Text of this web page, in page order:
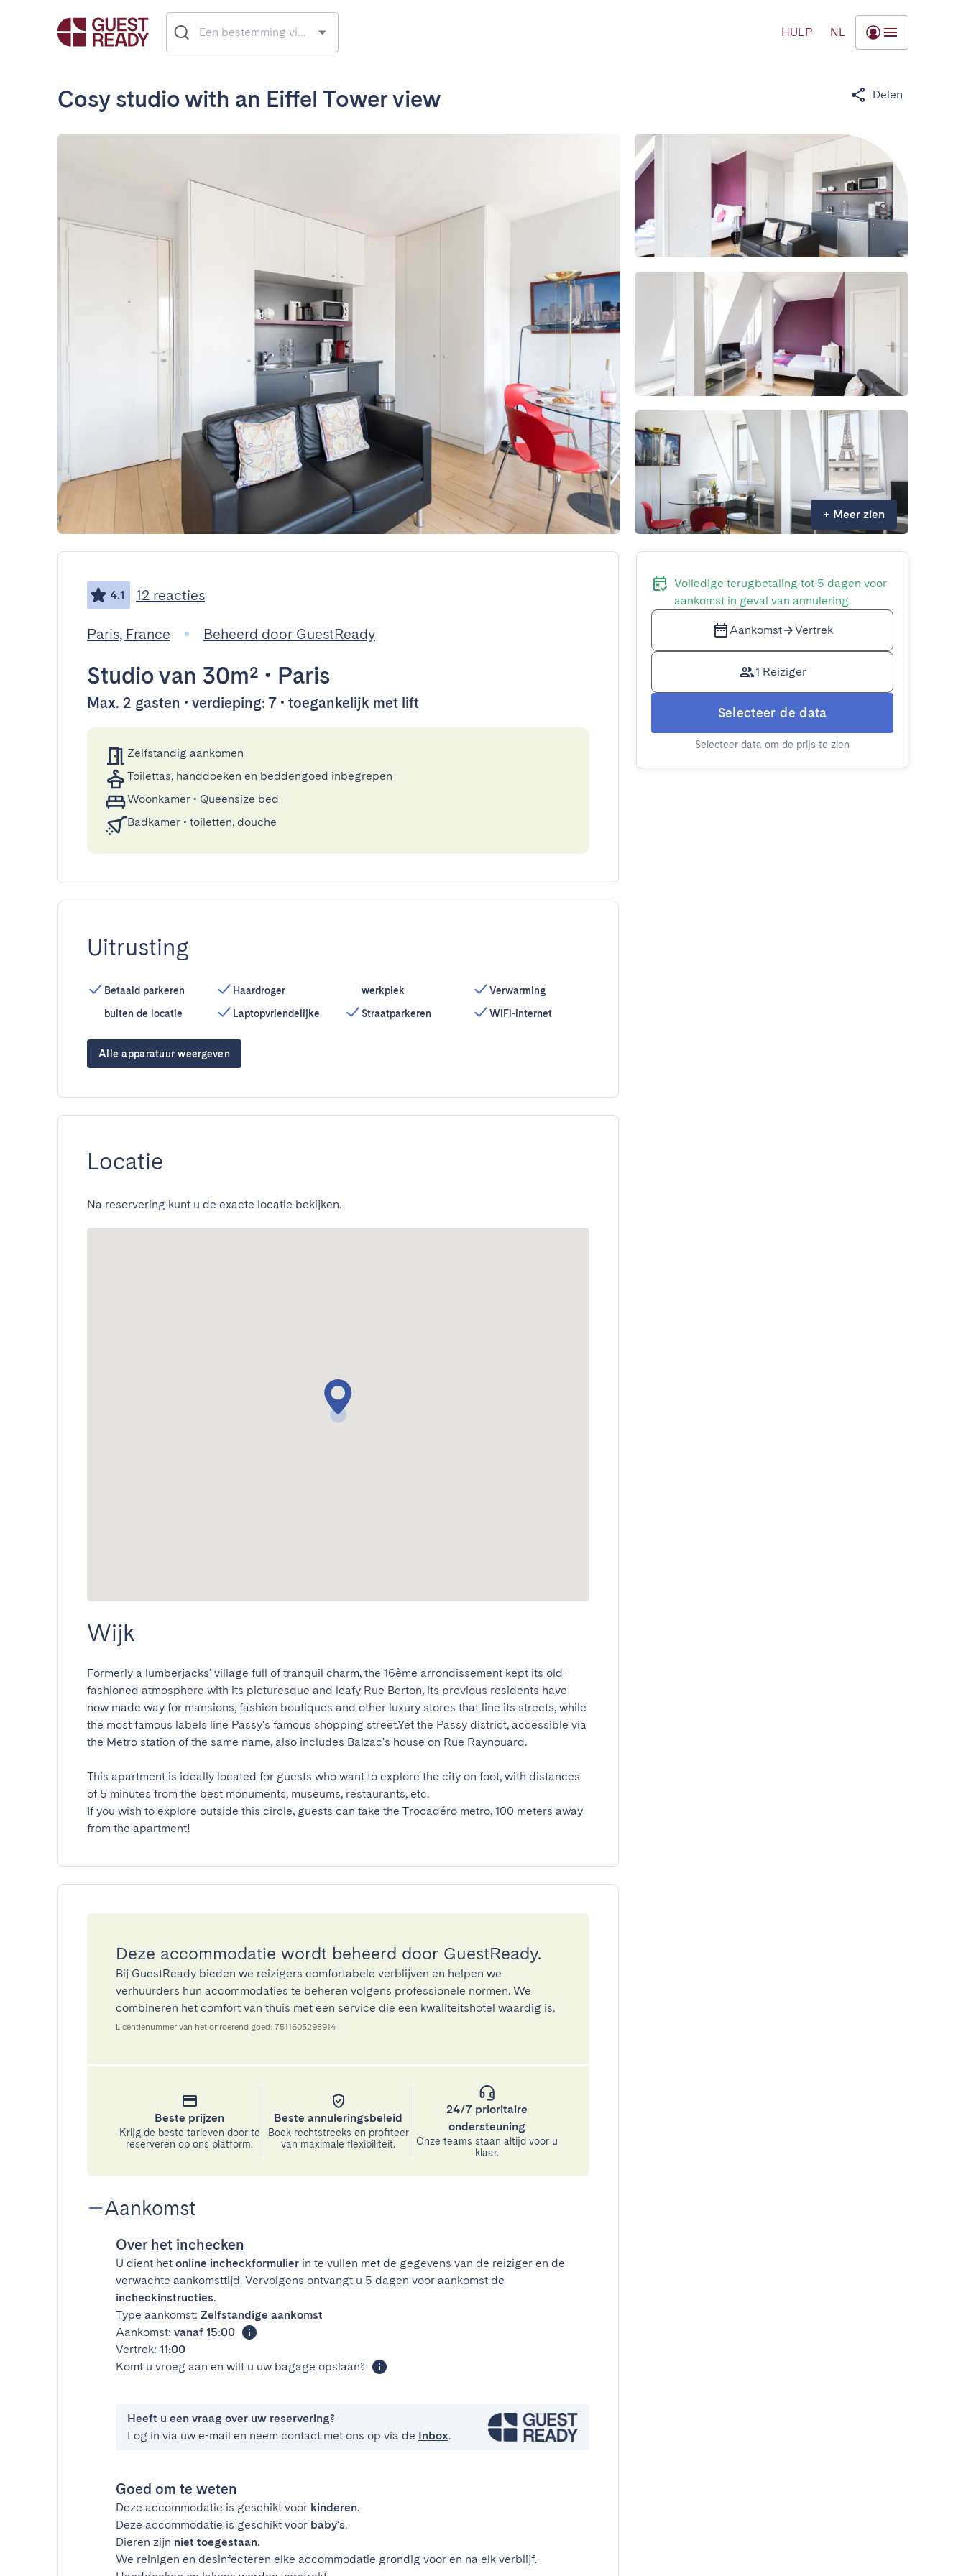
HULP NL
Cosy studio with an Eiffel Tower view Delen
+ Meer zien
4.1 12 reacties
Paris, France Beheerd door GuestReady
Studiovan 30m² • Paris
Max. 2 gasten • verdieping: 7 • toegankelijk met lift
Zelfstandig aankomen
Toilettas, handdoeken en beddengoed inbegrepen
Woonkamer • Queensize bed
Badkamer • toiletten, douche
Uitrusting
Betaald parkeren
buiten de locatie
Haardroger
Laptopvriendelijke
werkplek
Straatparkeren
Verwarming
WiFi-internet
Alle apparatuur weergeven
Locatie
Na reservering kunt u de exacte locatie bekijken.
Wijk
Formerly a lumberjacks' village full of tranquil charm, the 16ème arrondissement kept its old-
fashioned atmosphere with its picturesque and leafy Rue Berton, its previous residents have
now made way for mansions, fashion boutiques and other luxury stores that line its streets, while
the most famous labels line Passy's famous shopping street.Yet the Passy district, accessible via
the Metro station of the same name, also includes Balzac's house on Rue Raynouard.
This apartment is ideally located for guests who want to explore the city on foot, with distances
of 5 minutes from the best monuments, museums, restaurants, etc.
If you wish to explore outside this circle, guests can take the Trocadéro metro, 100 meters away
from the apartment!
Deze accommodatie wordt beheerd door GuestReady.
Bij GuestReady bieden we reizigers comfortabele verblijven en helpen we
verhuurders hun accommodaties te beheren volgens professionele normen. We
combineren het comfort van thuis met een service die een kwaliteitshotel waardig is.
Licentienummer van het onroerend goed: 7511605298914
Beste prijzen
Krijg de beste tarieven door te
reserveren op ons platform.
Beste annuleringsbeleid
Boek rechtstreeks en profiteer
van maximale flexibiliteit.
24/7 prioritaire
ondersteuning
Onze teams staan altijd voor u
klaar.
Aankomst
Over het inchecken
U dient het online incheckformulier in te vullen met de gegevens van de reiziger en de
verwachte aankomsttijd. Vervolgens ontvangt u 5 dagen voor aankomst de
incheckinstructies.
Type aankomst: Zelfstandige aankomst
Aankomst: vanaf 15:00
Vertrek: 11:00
Komt u vroeg aan en wilt u uw bagage opslaan?
Heeft u een vraag over uw reservering?
Log in via uw e-mail en neem contact met ons op via de Inbox.
Goed om te weten
Deze accommodatie is geschikt voor kinderen.
Deze accommodatie is geschikt voor baby's.
Dieren zijn niet toegestaan.
We reinigen en desinfecteren elke accommodatie grondig voor en na elk verblijf.
Volledige terugbetaling tot 5 dagen voor
aankomst in geval van annulering.
Aankomst Vertrek
1 Reiziger
Selecteer de data
Selecteer data om de prijs te zien